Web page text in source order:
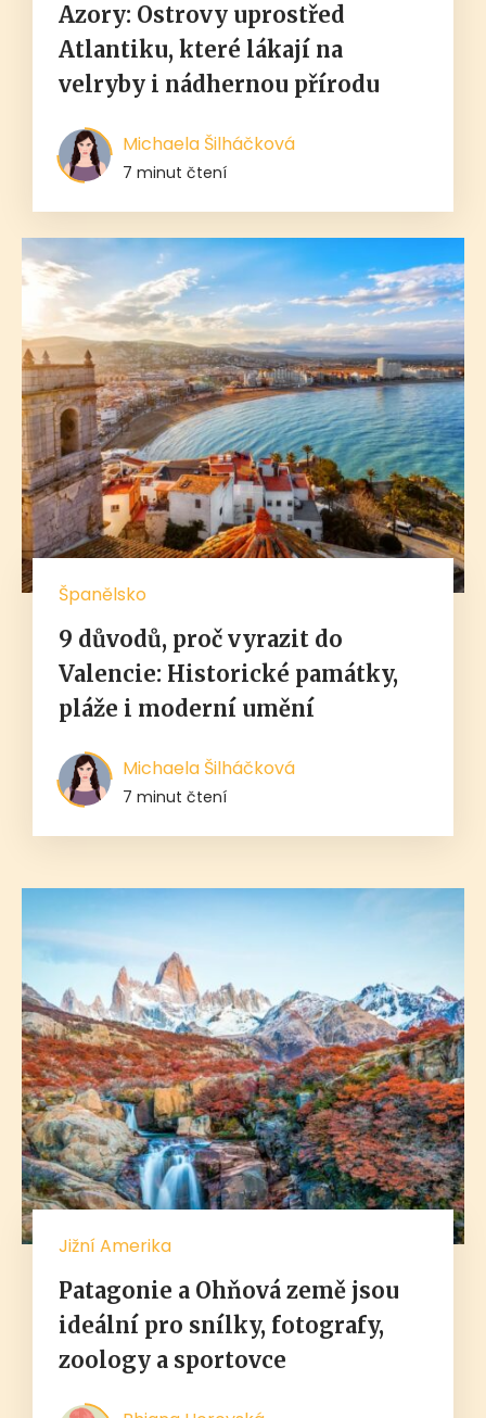
Azory: Ostrovy uprostřed
Atlantiku, které lákají na
velryby i nádhernou přírodu
Michaela Šilháčková
7 minut čtení
Španělsko
9 důvodů, proč vyrazit do
Valencie: Historické památky,
pláže i moderní umění
Michaela Šilháčková
7 minut čtení
Jižní Amerika
Patagonie a Ohňová země jsou
ideální pro snílky, fotografy,
zoology a sportovce